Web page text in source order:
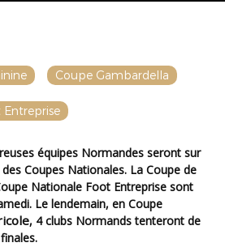
Coupe Gambardella
Coupes Nationales. La Coupe de
Nationale Foot Entreprise sont
Le lendemain, en Coupe
, 4 clubs Normands tenteront de